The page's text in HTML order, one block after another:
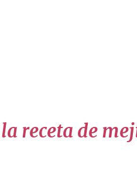
receta de